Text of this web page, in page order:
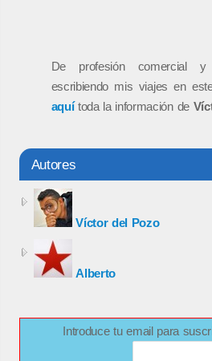
De profesión comercial
escribiendo mis viajes en
aquítoda la información de
Autores
Víctor del Pozo
Alberto
Introduce tu email para